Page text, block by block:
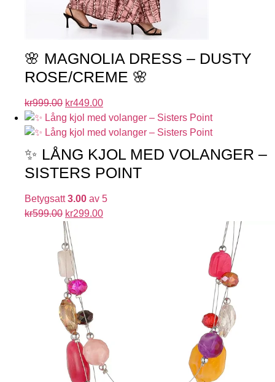
🌸 MAGNOLIA DRESS – DUSTY
ROSE/CREME 🌸
kr999.00 kr449.00
✨ LÅNG KJOL MED VOLANGER –
SISTERS POINT
Betygsatt3.00 av 5
kr599.00 kr299.00